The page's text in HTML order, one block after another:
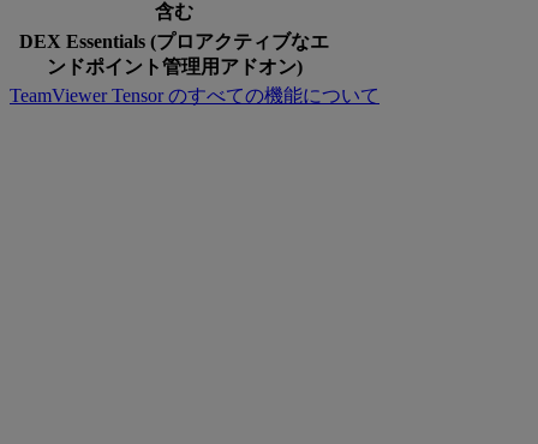
含む
DEX Essentials (プロアクティブなエ
ンドポイント管理用アドオン)
TeamViewer Tensor のすべての機能について